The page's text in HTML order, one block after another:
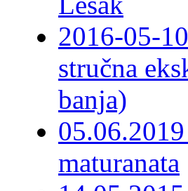
2016-05-
stručna
banja)
maturanata